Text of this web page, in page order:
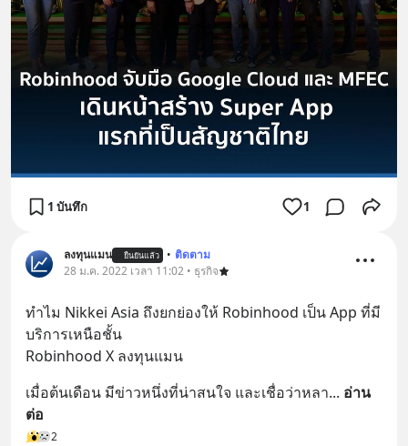
1 บันทึก 1
ลงทุนแมน ยืนยันแล้ว • ติดตาม
28 ม.ค. 2022 เวลา 11:02 • ธุรกิจ
ทำไม Nikkei Asia ถึงยกย่องให้ Robinhood เป็น App ที่มี
บริการเหนือชั้น
Robinhood X ลงทุนแมน
เมื่อต้นเดือน มีข่าวหนึ่งที่น่าสนใจ และเชื่อว่าหลา... อ่าน
ต่อ
2